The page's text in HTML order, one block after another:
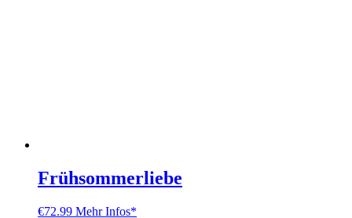
Frühsommerliebe
€72.99 Mehr Infos*